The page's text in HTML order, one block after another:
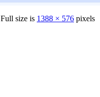
Full size is 1388 × 576 pixels